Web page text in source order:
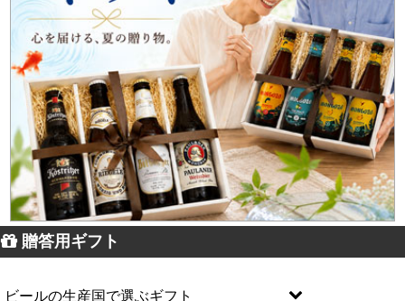
贈答用ギフト
ビールの生産国で選ぶギフト